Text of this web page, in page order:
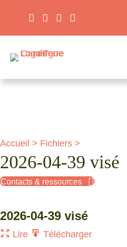
Accueil > Fichiers >
2026-04-39 visé
Contacts & ressources
2026-04-39 visé
Lire Télécharger